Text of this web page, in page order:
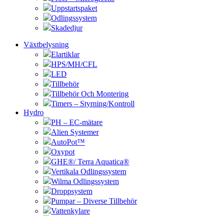
Uppstartspaket
Odlingssystem
Skadedjur
Växtbelysning
Elartiklar
HPS/MH/CFL
LED
Tillbehör
Tillbehör Och Montering
Timers – Styrning/Kontroll
Hydro
PH – EC-mätare
Alien Systemer
AutoPot™
Oxypot
GHE®/ Terra Aquatica®
Vertikala Odlingssystem
Wilma Odlingssystem
Droppsystem
Pumpar – Diverse Tillbehör
Vattenkylare